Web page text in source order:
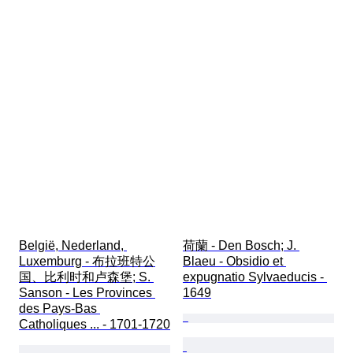
België, Nederland,
Luxemburg - 布拉班特公
国、比利时和卢森堡; S.
Sanson - Les Provinces
des Pays-Bas
Catholiques ... - 1701-1720
荷蘭 - Den Bosch; J.
Blaeu - Obsidio et
expugnatio Sylvaeducis -
1649